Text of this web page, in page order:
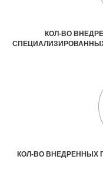
КОЛ-ВО
КОЛ-ВО ВНЕДРЕННЫХ